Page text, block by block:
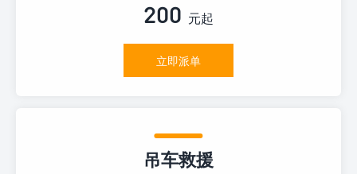
200 元起
立即派单
吊车救援